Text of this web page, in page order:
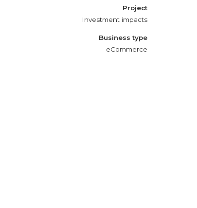
Project
Investment impacts
Business type
eCommerce